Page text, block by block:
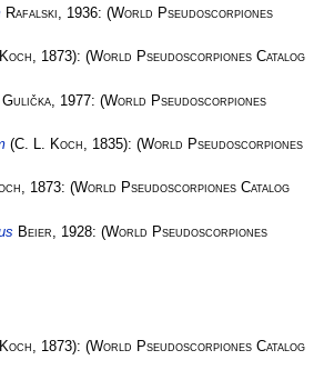
Rafalski, 1936: (World Pseudoscorpiones
, 1873): (World Pseudoscorpiones Catalog
Gulička , 1977: (World Pseudoscorpiones
(C. L. Koch, 1835): (World Pseudoscorpiones
, 1873: (World Pseudoscorpiones Catalog
Beier , 1928: (World Pseudoscorpiones
Koch , 1873): (World Pseudoscorpiones Catalog